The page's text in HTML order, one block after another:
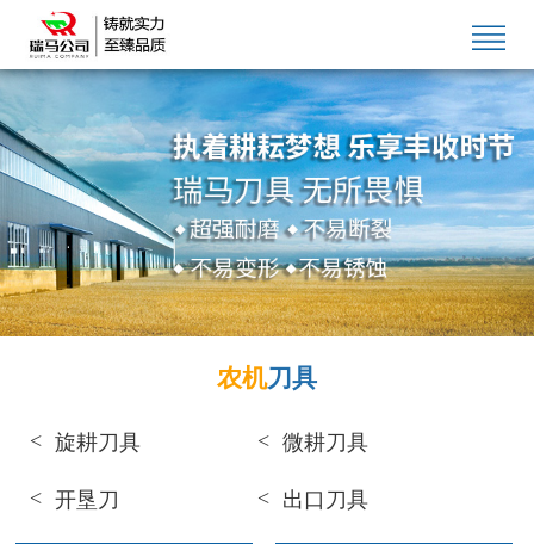
农机刀具
旋耕刀具 微耕刀具
开垦刀 出口刀具